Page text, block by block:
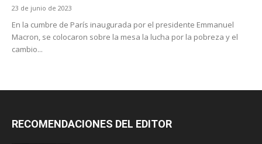
23 de junio de 2023
En la cumbre de París inaugurada por el presidente Emmanuel
Macron, se colocaron sobre la mesa la lucha por la pobreza y el
cambio...
RECOMENDACIONES DEL EDITOR